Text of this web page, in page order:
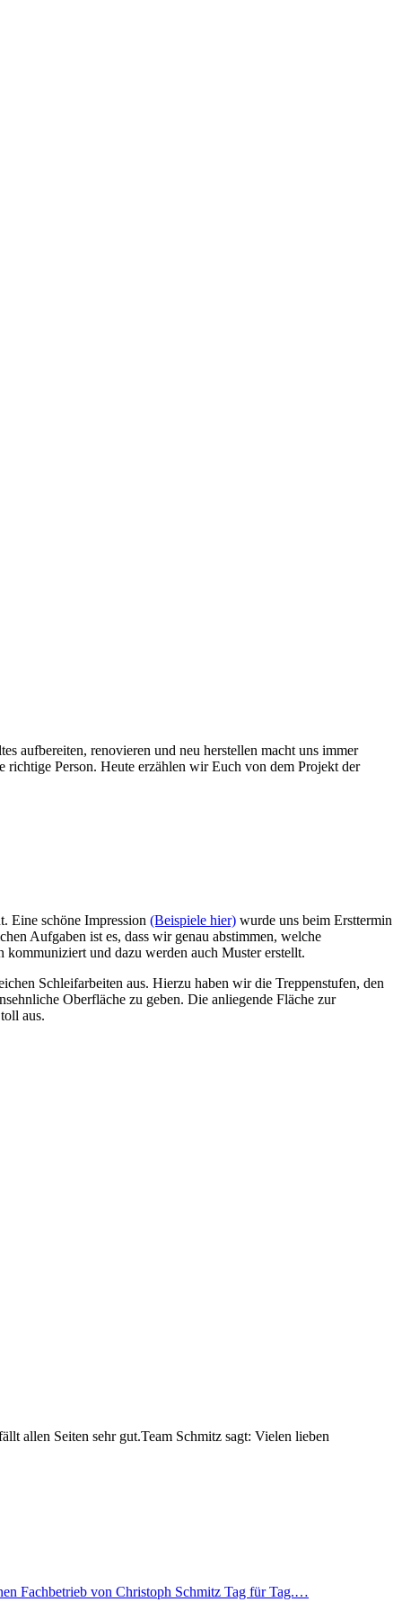
aufbereiten, renovieren und neu herstellen macht uns immer
Person. Heute erzählen wir Euch von dem Projekt der
Eine schöne Impression (Beispiele hier) wurde uns beim Ersttermin
Aufgaben ist es, dass wir genau abstimmen, welche
und dazu werden auch Muster erstellt.
Schleifarbeiten aus. Hierzu haben wir die Treppenstufen, den
Oberfläche zu geben. Die anliegende Fläche zur
aus.
allen Seiten sehr gut.Team Schmitz sagt: Vielen lieben
Fachbetrieb von Christoph Schmitz Tag für Tag.…